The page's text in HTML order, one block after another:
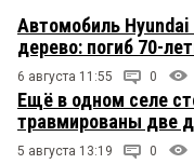
Автомобиль
дерево: погиб 70-
6 августа 11:55 0
Ещё в одном селе
травмированы две
5 августа 13:19 0